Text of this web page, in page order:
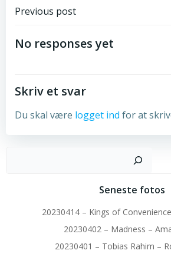
Post
navigation
Previous post
No responses yet
Skriv et svar
Du skal være logget ind for at
Seneste fotos
20230414 – Kings of
20230402 – Madness –
20230401 – Tobias Rahim –